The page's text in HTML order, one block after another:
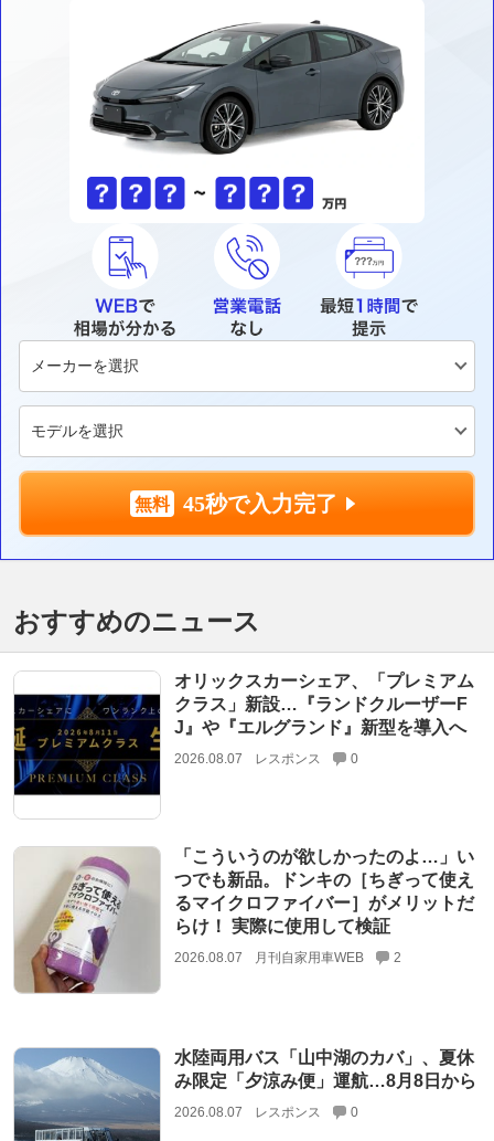
45秒で入力完了
おすすめのニュース
オリックスカーシェア、「プレミアム
クラス」新設…『ランドクルーザーF
J』や『エルグランド』新型を導入へ
2026.08.07 レスポンス 0
「こういうのが欲しかったのよ…」い
つでも新品。ドンキの［ちぎって使え
るマイクロファイバー］がメリットだ
らけ！ 実際に使用して検証
2026.08.07 月刊自家用車WEB 2
水陸両用バス「山中湖のカバ」、夏休
み限定「夕涼み便」運航…8月8日から
2026.08.07 レスポンス 0